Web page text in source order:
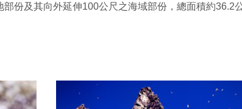
及其向外延伸100公尺之海域部份，總面積約36.2